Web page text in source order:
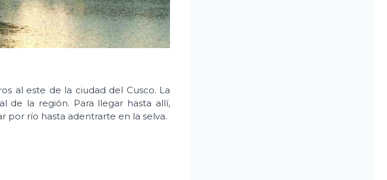
al este de la ciudad del Cusco. La
de la región. Para llegar hasta allí,
por río hasta adentrarte en la selva.